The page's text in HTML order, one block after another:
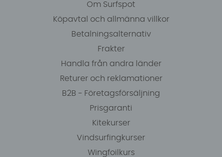
Om Surfspot
Köpavtal och allmänna villkor
Betalningsalternativ
Frakter
Handla från andra länder
Returer och reklamationer
B2B - Företagsförsäljning
Prisgaranti
Kitekurser
Vindsurfingkurser
Wingfoilkurs